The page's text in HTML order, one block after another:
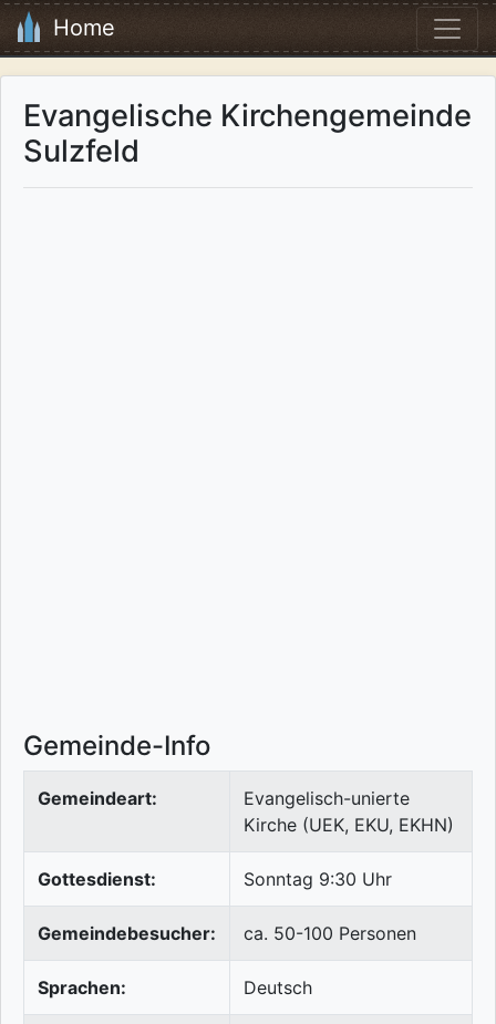
Home
Evangelische Kirchengemeinde
Sulzfeld
Gemeinde-Info
Gemeindeart:
Evangelisch-unierte
Kirche (UEK, EKU, EKHN)
Gottesdienst: Sonntag 9:30 Uhr
Gemeindebesucher: ca. 50-100 Personen
Sprachen: Deutsch